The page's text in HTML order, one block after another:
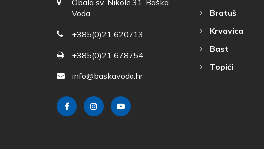
Obala sv. Nikole 31, Baška
Voda
+385(0)21 620713
+385(0)21 678754
info@baskavoda.hr
Bratuš
Krvavica
Bast
Topići